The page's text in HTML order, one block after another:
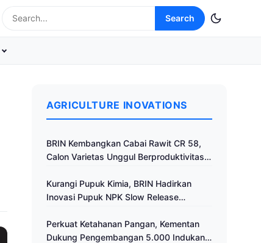
Search
AGRICULTURE INOVATIONS
BRIN Kembangkan Cabai Rawit CR 58,
Calon Varietas Unggul Berproduktivitas
Kurangi Pupuk Kimia, BRIN Hadirkan
Inovasi Pupuk NPK Slow Release
Perkuat Ketahanan Pangan, Kementan
Dukung Pengembangan 5.000 Indukan